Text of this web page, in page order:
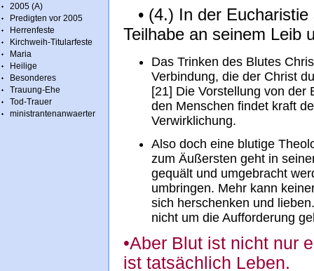
2005 (A)
Predigten vor 2005
Herrenfeste
Kirchweih-Titularfeste
Maria
Heilige
Besonderes
Trauung-Ehe
Tod-Trauer
ministrantenanwaerter
• (4.) In der
Teilhabe an seinem Leib
Das Trinken des Blutes
Verbindung, die der Christ
[21] Die Vorstellung von der
den Menschen findet kraft
Verwirklichung.
Also doch eine blutige
zum Äußersten geht in
gequält und umgebracht
umbringen. Mehr kann
sich herschenken und
nicht um die Aufforderung
•Aber Blut ist nicht nur
ist tatsächlich Leben.